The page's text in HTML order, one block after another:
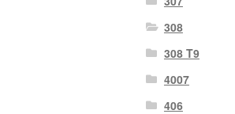
308
308 T9
4007
406